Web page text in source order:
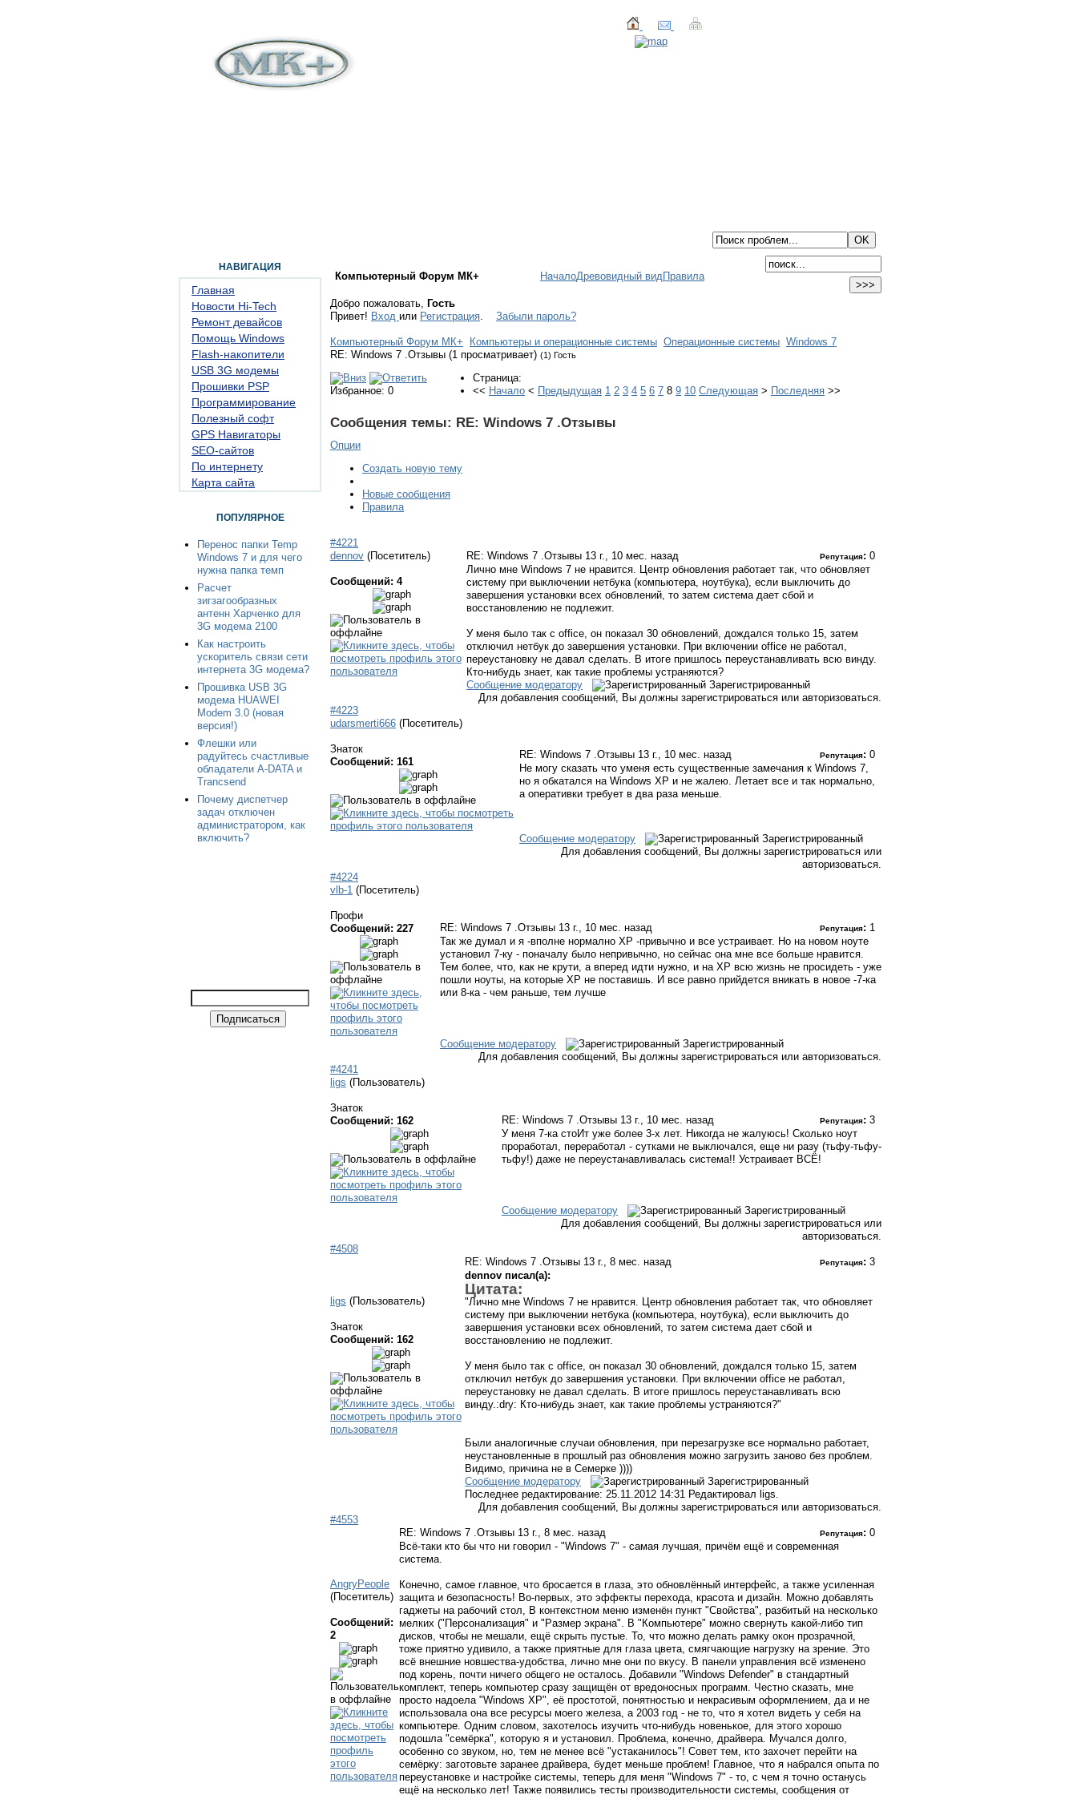
НАВИГАЦИЯ
Главная
Новости Hi-Tech
Ремонт девайсов
Помощь Windows
Flash-накопители
USB 3G модемы
Прошивки PSP
Программирование
Полезный софт
GPS Навигаторы
SEO-сайтов
По интернету
Карта сайта
ПОПУЛЯРНОЕ
Перенос папки Temp
Windows 7 и для чего
нужна папка темп
Расчет
зигзагообразных
антенн Харченко для
3G модема 2100
Как настроить
ускоритель связи сети
интернета 3G модема?
Прошивка USB 3G
модема HUAWEI
Modem 3.0 (новая
версия!)
Флешки или
радуйтесь счастливые
обладатели A-DATA и
Trancsend
Почему диспетчер
задач отключен
администратором, как
включить?
Компьютерный Форум МК+ НачалоДревовидный видПравила
Добро пожаловать, Гость
Привет! Вход или Регистрация. Забыли пароль?
Компьютерный Форум МК+ Компьютеры и операционные системы Операционные системы Windows 7
RE: Windows 7 .Отзывы (1 просматривает) (1) Гость
Избранное: 0
Страница:
<< Начало < Предыдущая 1 2 3 4 5 6 7 8 9 10 Следующая > Последняя >>
Сообщения темы: RE: Windows 7 .Отзывы
Опции
Создать новую тему
Новые сообщения
Правила
#4221
dennov (Посетитель)
Сообщений: 4
RE: Windows 7 .Отзывы 13 г., 10 мес. назад Репутация: 0
Лично мне Windows 7 не нравится. Центр обновления работает так, что обновляет
систему при выключении нетбука (компьютера, ноутбука), если выключить до
завершения установки всех обновлений, то затем система дает сбой и
восстановлению не подлежит.
У меня было так с office, он показал 30 обновлений, дождался только 15, затем
отключил нетбук до завершения установки. При включении office не работал,
переустановку не давал сделать. В итоге пришлось переустанавливать всю винду.
Кто-нибудь знает, как такие проблемы устраняются?
Сообщение модератору
Зарегистрированный
Для добавления сообщений, Вы должны зарегистрироваться или авторизоваться.
#4223
udarsmerti666 (Посетитель)
Знаток
Сообщений: 161
RE: Windows 7 .Отзывы 13 г., 10 мес. назад Репутация: 0
Не могу сказать что уменя есть существенные замечания к Windows 7,
но я обкатался на Windows XP и не жалею. Летает все и так нормально,
а оперативки требует в два раза меньше.
Сообщение модератору
Зарегистрированный
Для добавления сообщений, Вы должны зарегистрироваться или
авторизоваться.
#4224
vlb-1 (Посетитель)
Профи
Сообщений: 227
RE: Windows 7 .Отзывы 13 г., 10 мес. назад Репутация: 1
Так же думал и я -вполне нормално ХР -привычно и все устраивает. Но на новом ноуте
установил 7-ку - поначалу было непривычно, но сейчас она мне все больше нравится.
Тем более, что, как не крути, а вперед идти нужно, и на ХР всю жизнь не просидеть - уже
пошли ноуты, на которые ХР не поставишь. И все равно прийдется вникать в новое -7-ка
или 8-ка - чем раньше, тем лучше
Сообщение модератору
Зарегистрированный
Для добавления сообщений, Вы должны зарегистрироваться или авторизоваться.
#4241
ligs (Пользователь)
Знаток
Сообщений: 162
RE: Windows 7 .Отзывы 13 г., 10 мес. назад Репутация: 3
У меня 7-ка стоИт уже более 3-х лет. Никогда не жалуюсь! Сколько ноут
проработал, переработал - сутками не выключался, еще ни разу (тьфу-тьфу-
тьфу!) даже не переустанавливалась система!! Устраивает ВСЁ!
Сообщение модератору
Зарегистрированный
Для добавления сообщений, Вы должны зарегистрироваться или
авторизоваться.
#4508
ligs (Пользователь)
Знаток
Сообщений: 162
RE: Windows 7 .Отзывы 13 г., 8 мес. назад Репутация: 3
dennov писал(а):
Цитата:
"Лично мне Windows 7 не нравится. Центр обновления работает так, что обновляет
систему при выключении нетбука (компьютера, ноутбука), если выключить до
завершения установки всех обновлений, то затем система дает сбой и
восстановлению не подлежит.
У меня было так с office, он показал 30 обновлений, дождался только 15, затем
отключил нетбук до завершения установки. При включении office не работал,
переустановку не давал сделать. В итоге пришлось переустанавливать всю
винду.:dry: Кто-нибудь знает, как такие проблемы устраняются?"
Были аналогичные случаи обновления, при перезагрузке все нормально работает,
неустановленные в прошлый раз обновления можно загрузить заново без проблем.
Видимо, причина не в Семерке ))))
Сообщение модератору
Зарегистрированный
Последнее редактирование: 25.11.2012 14:31 Редактировал ligs.
Для добавления сообщений, Вы должны зарегистрироваться или авторизоваться.
#4553
AngryPeople
(Посетитель)
Сообщений:
2
RE: Windows 7 .Отзывы 13 г., 8 мес. назад Репутация: 0
Всё-таки кто бы что ни говорил - "Windows 7" - самая лучшая, причём ещё и современная
система.
Конечно, самое главное, что бросается в глаза, это обновлённый интерфейс, а также усиленная
защита и безопасность! Во-первых, это эффекты перехода, красота и дизайн. Можно добавлять
гаджеты на рабочий стол, В контекстном меню изменён пункт "Свойства", разбитый на несколько
мелких ("Персонализация" и "Размер экрана". В "Компьютере" можно свернуть какой-либо тип
дисков, чтобы не мешали, ещё скрыть пустые. То, что можно делать рамку окон прозрачной,
тоже приятно удивило, а также приятные для глаза цвета, смягчающие нагрузку на зрение. Это
всё внешние новшества-удобства, лично мне они по вкусу. В панели управления всё изменено
под корень, почти ничего общего не осталось. Добавили "Windows Defender" в стандартный
комплект, теперь компьютер сразу защищён от вредоносных программ. Честно сказать, мне
просто надоела "Windows XP", её простотой, понятностью и некрасивым оформлением, да и не
использовала она все ресурсы моего железа, а 2003 год - не то, что я хотел видеть у себя на
компьютере. Одним словом, захотелось изучить что-нибудь новенькое, для этого хорошо
подошла "семёрка", которую я и установил. Проблема, конечно, драйвера. Мучался долго,
особенно со звуком, но, тем не менее всё "устаканилось"! Совет тем, кто захочет перейти на
семёрку: заготовьте заранее драйвера, будет меньше проблем! Главное, что я набрался опыта по
переустановке и настройке системы, теперь для меня "Windows 7" - то, с чем я точно останусь
ещё на несколько лет! Также появились тесты производительности системы, сообщения от